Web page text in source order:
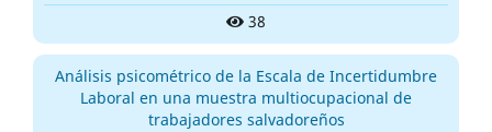
38
Análisis psicométrico de la Escala de Incertidumbre
Laboral en una muestra multiocupacional de
trabajadores salvadoreños